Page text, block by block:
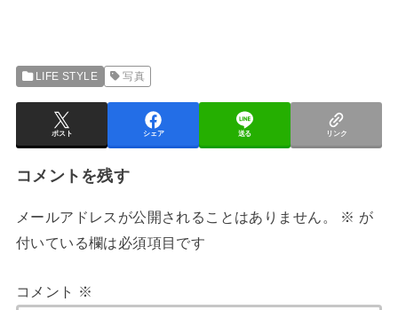
LIFE STYLE 写真
ポスト シェア 送る リンク
コメントを残す
メールアドレスが公開されることはありません。 ※ が
付いている欄は必須項目です
コメント ※